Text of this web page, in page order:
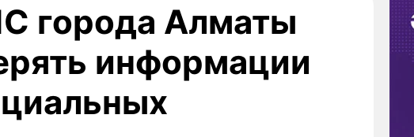
города Алматы
информации